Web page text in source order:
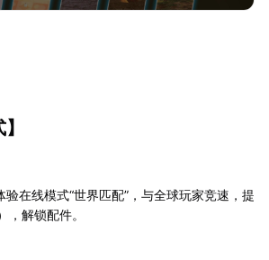
在线模式“世界匹配”，与全球玩家竞速，提
，解锁配件。